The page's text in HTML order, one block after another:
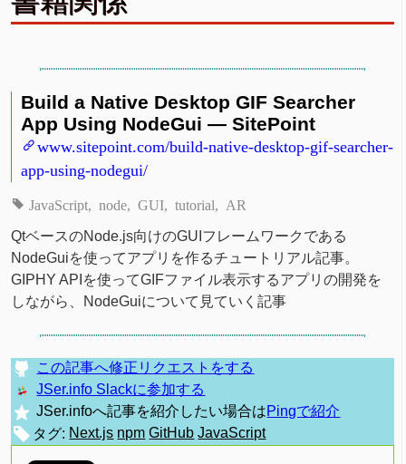
Build a Native Desktop GIF Searcher
App Using NodeGui — SitePoint
www.sitepoint.com/build-native-desktop-gif-searcher-
app-using-nodegui/
JavaScript node GUI tutorial AR
QtベースのNode.js向けのGUIフレームワークである
NodeGuiを使ってアプリを作るチュートリアル記事。
GIPHY APIを使ってGIFファイル表示するアプリの開発を
しながら、NodeGuiについて見ていく記事
この記事へ修正リクエストをする
JSer.info Slackに参加する
JSer.infoへ記事を紹介したい場合はPingで紹介
タグ: Next.js npm GitHub JavaScript